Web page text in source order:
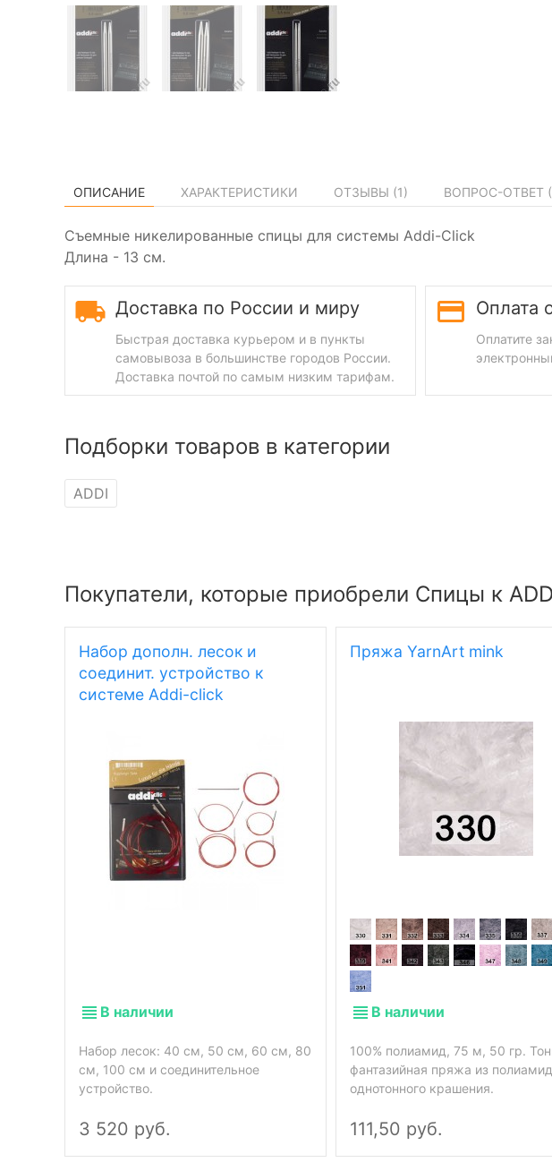
ОПИСАНИЕ ХАРАКТЕРИСТИКИ ОТЗЫВЫ (1) ВОПРОС-ОТВЕТ (
Съемные никелированные спицы для системы Addi-Click
Длина - 13 см.
Доставка по России и миру
Быстрая доставка курьером и в пункты
самовывоза в большинстве городов России.
Доставка почтой по самым низким тарифам.
Оплата
Оплатите
Подборки товаров в категории
ADDI
Покупатели, которые приобрели Спицы к
Набор дополн. лесок и
соединит. устройство к
системе Addi-click
В наличии
Набор лесок: 40 см, 50 см, 60 см, 80
см, 100 см и соединительное
устройство.
3 520 руб.
Пряжа YarnArt mink
В наличии
100% полиамид, 75 м, 50 гр.
фантазийная пряжа из
однотонного крашения.
111,50 руб.